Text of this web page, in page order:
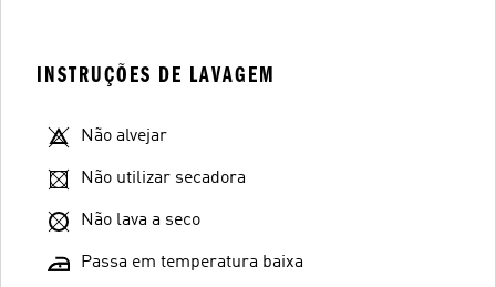
INSTRUÇÕES DE LAVAGEM
Não alvejar
Não utilizar secadora
Não lava a seco
Passa em temperatura baixa